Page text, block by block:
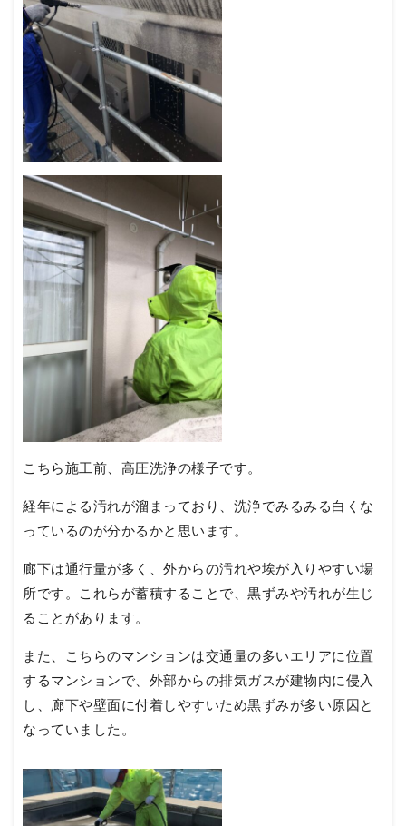
こちら施工前、高圧洗浄の様子です。
経年による汚れが溜まっており、洗浄でみるみる白くな
っているのが分かるかと思います。
廊下は通行量が多く、外からの汚れや埃が入りやすい場
所です。これらが蓄積することで、黒ずみや汚れが生じ
ることがあります。
また、こちらのマンションは交通量の多いエリアに位置
するマンションで、外部からの排気ガスが建物内に侵入
し、廊下や壁面に付着しやすいため黒ずみが多い原因と
なっていました。